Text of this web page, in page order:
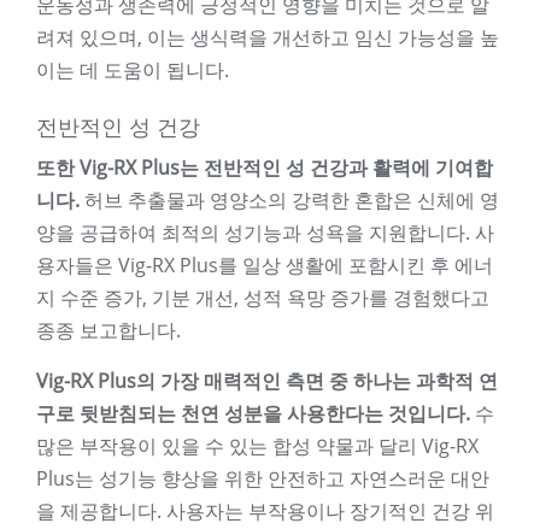
려져 있으며, 이는 생식력을 개선하고 임신 가능성을 높
이는 데 도움이 됩니다.
전반적인 성 건강
또한 Vig-RX Plus는 전반적인 성 건강과 활력에 기여합
니다.허브 추출물과 영양소의 강력한 혼합은 신체에 영
양을 공급하여 최적의 성기능과 성욕을 지원합니다. 사
용자들은 Vig-RX Plus를 일상 생활에 포함시킨 후 에너
지 수준 증가, 기분 개선, 성적 욕망 증가를 경험했다고
종종 보고합니다.
Vig-RX Plus의 가장 매력적인 측면 중 하나는 과학적 연
구로 뒷받침되는 천연 성분을 사용한다는 것입니다. 수
많은 부작용이 있을 수 있는 합성 약물과 달리 Vig-RX
Plus는 성기능 향상을 위한 안전하고 자연스러운 대안
을 제공합니다. 사용자는 부작용이나 장기적인 건강 위